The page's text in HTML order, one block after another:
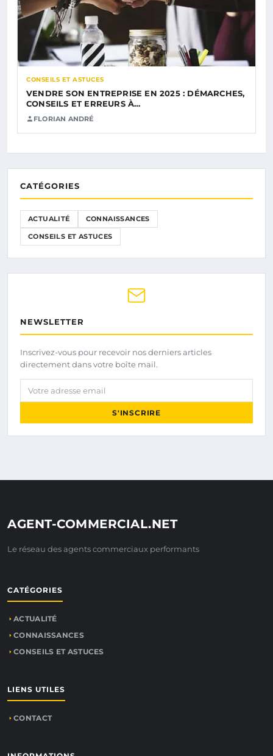
CONSEILS ET ASTUCES
VENDRE SON ENTREPRISE EN 2025 : DÉMARCHES,
CONSEILS ET ERREURS À…
FLORIAN ANDRÉ
CATÉGORIES
ACTUALITÉ CONNAISSANCES
CONSEILS ET ASTUCES
NEWSLETTER
Inscrivez-vous pour recevoir nos derniers articles
directement dans votre boîte mail.
Votre adresse email
S'INSCRIRE
AGENT-COMMERCIAL.NET
Le réseau des agents commerciaux performants
CATÉGORIES
ACTUALITÉ
CONNAISSANCES
CONSEILS ET ASTUCES
LIENS UTILES
CONTACT